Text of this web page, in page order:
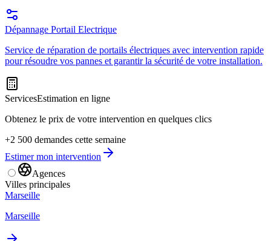
Dépannage Portail Electrique
Service de réparation de portails électriques avec intervention rapide
pour résoudre vos pannes et garantir la sécurité de votre installation.
ServicesEstimation en ligne
Obtenez le prix de votre intervention en quelques clics
+2 500 demandes cette semaine
Estimer mon intervention
Agences
Villes principales
Marseille
Marseille